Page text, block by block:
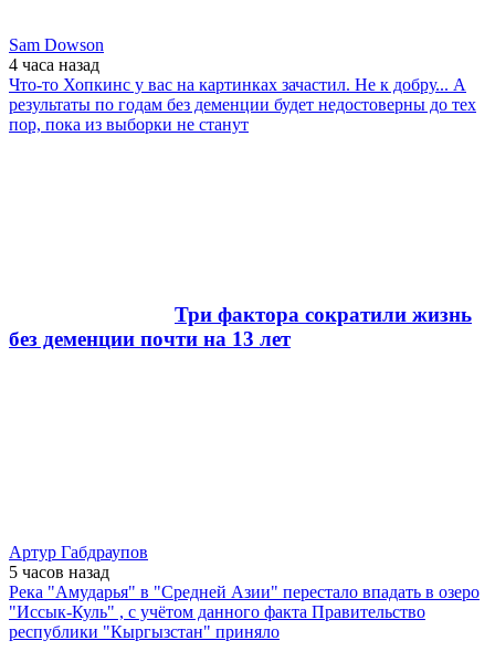
Sam Dowson
4 часа назад
Что-то Хопкинс у вас на картинках зачастил. Не к добру... А
результаты по годам без деменции будет недостоверны до тех
пор, пока из выборки не станут
Три фактора сократили жизнь
без деменции почти на 13 лет
Артур Габдраупов
5 часов назад
Река "Амударья" в "Средней Азии" перестало впадать в озеро
"Иссык-Куль" , с учётом данного факта Правительство
республики "Кыргызстан" приняло